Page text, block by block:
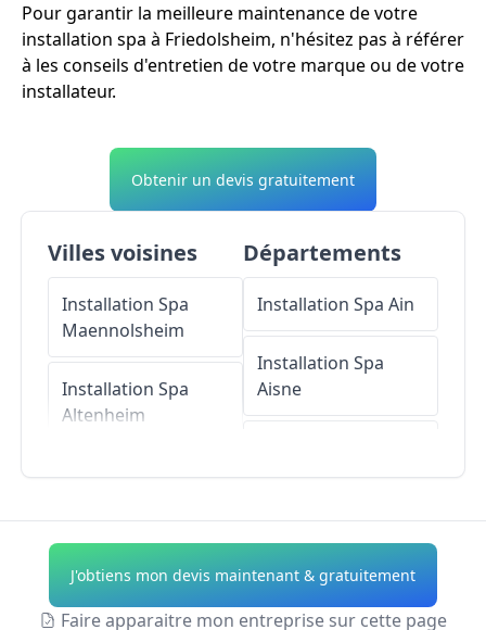
Pour garantir la meilleure maintenance de votre
installation spa à Friedolsheim, n'hésitez pas à référer
à les conseils d'entretien de votre marque ou de votre
installateur.
Obtenir un devis gratuitement
Villes voisines
Installation Spa
Maennolsheim
Installation Spa
Altenheim
Installation Spa
Landersheim
Départements
Installation Spa Ain
Installation Spa
Aisne
Allier
Provence
J'obtiens mon devis maintenant & gratuitement
Faire apparaitre mon entreprise sur cette page